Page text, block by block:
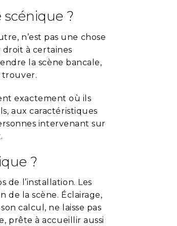
?
n’est pas une chose
à certaines
la scène bancale,
trouver.
exactement où ils
aux caractéristiques
intervenant sur
?
de l’installation. Les
de la scène. Éclairage,
calcul, ne laisse pas
prête à accueillir aussi